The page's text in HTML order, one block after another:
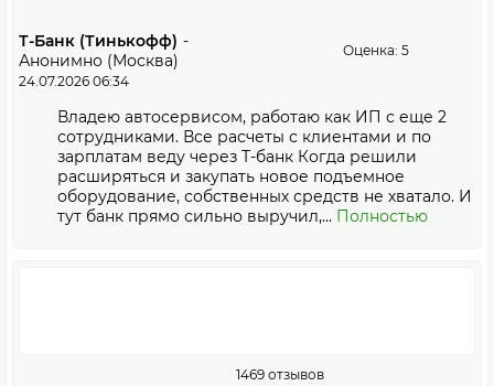
Т-Банк (Тинькофф) -
Анонимно (Москва)
Оценка: 5
24.07.2026 06:34
Владею автосервисом, работаю как ИП с еще 2
сотрудниками. Все расчеты с клиентами и по
зарплатам веду через Т-банк Когда решили
расширяться и закупать новое подъемное
оборудование, собственных средств не хватало. И
тут банк прямо сильно выручил,... Полностью
1469 отзывов